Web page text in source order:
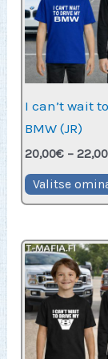
I can’t wait
BMW (JR)
20,00€ – 22,00
Valitse